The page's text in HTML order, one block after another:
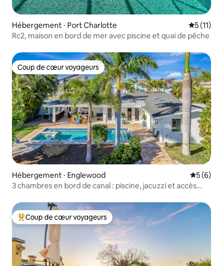
Hébergement ⋅ Port Charlotte
5 (11)
Rc2, maison en bord de mer avec piscine et quai de pêche
Coup de cœur voyageurs
Coup de cœur voyageurs
Hébergement ⋅ Englewood
5 (6)
3 chambres en bord de canal : piscine, jacuzzi et accès
Coups de cœur voyageurs les plus appréciés
Coup de cœur voyageurs